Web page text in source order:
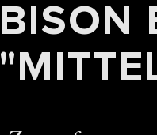
BISON